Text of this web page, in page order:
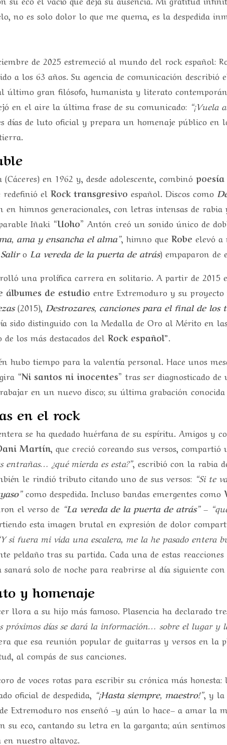
no es solo dolor lo que me quema, es la despedida
de 2025 estremeció al mundo del rock español:
a los 63 años. Su agencia de comunicación
último gran filósofo, humanista y literato
en el aire la última frase de su comunicado: “¡Vuela
días de luto oficial y prepara un homenaje público en
en 1962 y, desde adolescente, combinópoesía
redefinió elRock transgresivo español. Discos como
himnos generacionales, con letras intensas de rabia
Iñaki “Uoho” Antón creó un sonido único de
ama y ensancha el alma”, himno queRobeelevó a
Saliro La vereda de la puerta de atrás) empaparon de
una prolífica carrera en solitario. A partir de 2015
álbumes de estudio entre Extremoduro y su
(2015), Destrozares, canciones para el final de los
sido distinguido con la Medalla de Oro al Mérito en
los más destacados delRock español”.
hubo tiempo para la valentía personal. Hace unos
“Ni santos ni inocentes” tras ser diagnosticado
en un nuevo disco; su última grabación
en el rock
se ha quedado huérfana de su espíritu. Amigos y
Martín, que creció coreando sus versos,
entrañas… ¿qué mierda es esta?”, escribió con la rabia
le rindió tributo citando uno de sus versos: “Si te
como despedida. Incluso bandas emergentes como
el verso de “La vereda de la puerta de atrás”–
esta imagen brutal en expresión de dolor
si fuera mi vida una escalera, me la he pasado entera
peldaño tras su partida. Cada una de estas
solo de noche para reabrirse al día siguiente
y homenaje
llora a su hijo más famoso. Plasencia ha declarado
próximos días se dará la información… sobre el lugar
que esa reunión popular de guitarras y versos en
al compás de sus canciones.
de voces rotas para escribir su crónica más
oficial de despedida, “¡Hasta siempre, maestro!”, y la
Extremoduro nos enseñó –y aún lo hace– a amar la
su eco, cantando su letra en la garganta; aún sentimos
en nuestro altavoz.